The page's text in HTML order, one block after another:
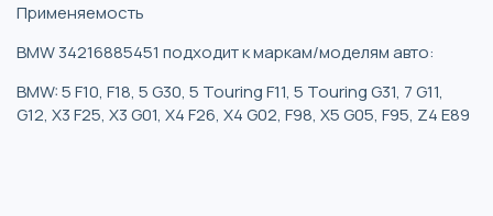
Применяемость
BMW 34216885451 подходит к маркам/моделям авто:
BMW: 5 F10, F18, 5 G30, 5 Touring F11, 5 Touring G31, 7 G11,
G12, X3 F25, X3 G01, X4 F26, X4 G02, F98, X5 G05, F95, Z4 E89